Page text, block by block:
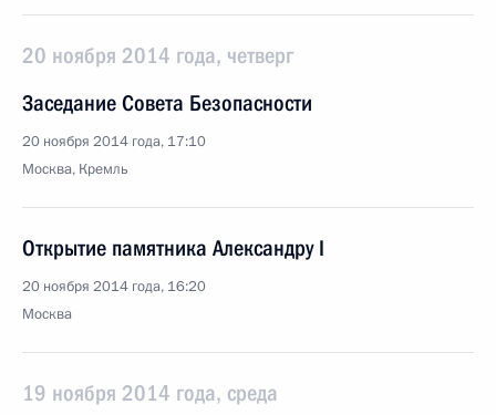
20 ноября 2014 года, четверг
Заседание Совета Безопасности
20 ноября 2014 года, 17:10
Москва, Кремль
Открытие памятника Александру I
20 ноября 2014 года, 16:20
Москва
19 ноября 2014 года, среда